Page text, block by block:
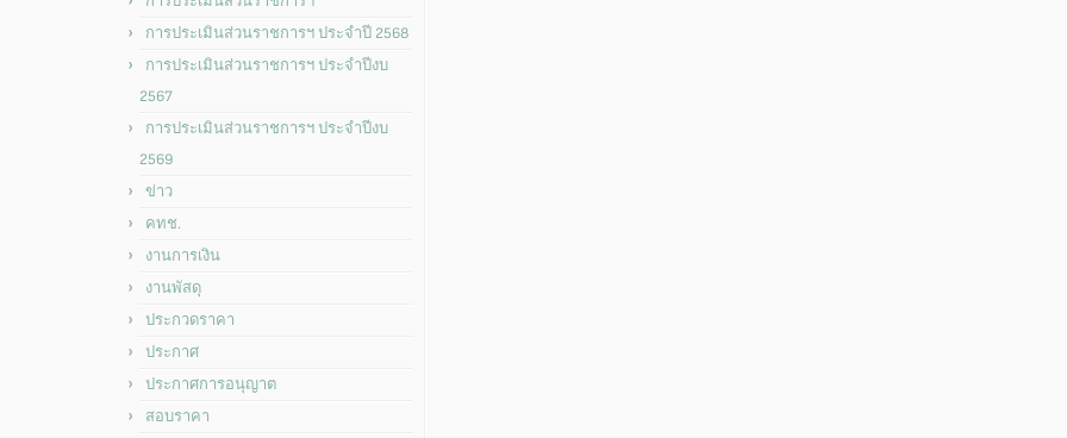
การประเมินส่วนราชการฯ ประจำปี 2568
การประเมินส่วนราชการฯ ประจำปีงบ
2567
การประเมินส่วนราชการฯ ประจำปีงบ
2569
ข่าว
คทช.
งานการเงิน
งานพัสดุ
ประกวดราคา
ประกาศ
ประกาศการอนุญาต
สอบราคา